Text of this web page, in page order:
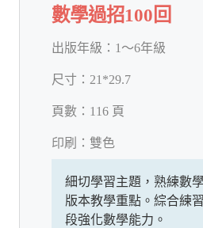
數學過招100回
出版年級： 1～6年級
尺寸： 21*29.7
頁數： 116 頁
印刷： 雙色
細切學習主題，熟練數
版本教學重點。綜合練
段強化數學能力。